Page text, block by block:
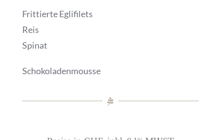
Frittierte Eglifilets
Reis
Spinat
Schokoladenmousse